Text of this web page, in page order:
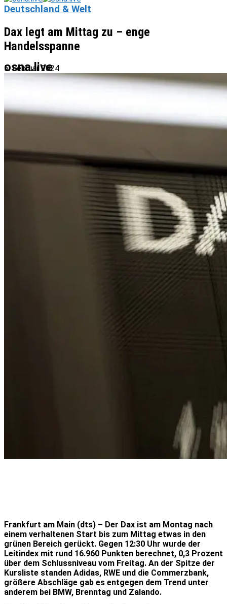
osna.live
Deutschland & Welt
Dax legt am Mittag zu – enge
Handelsspanne
5. Februar 2024
Frankfurt am Main (dts) – Der Dax ist am Montag nach
einem verhaltenen Start bis zum Mittag etwas in den
grünen Bereich gerückt. Gegen 12:30 Uhr wurde der
Leitindex mit rund 16.960 Punkten berechnet, 0,3 Prozent
über dem Schlussniveau vom Freitag. An der Spitze der
Kursliste standen Adidas, RWE und die Commerzbank,
größere Abschläge gab es entgegen dem Trend unter
anderem bei BMW, Brenntag und Zalando.